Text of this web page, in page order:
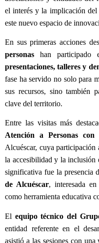
el interés y la implicación
este nuevo espacio de
En sus primeras acciones
personas han participado
presentaciones, talleres y
fase ha servido no solo para
sus recursos, sino también
clave del territorio.
Entre las visitas más
Atención a Personas
Alcuéscar, cuya participación
la accesibilidad y la inclusión
significativa fue la presencia
de Alcuéscar, interesada en
como herramienta educativa
El equipo técnico del
entidad referente en el
asistió a las sesiones con